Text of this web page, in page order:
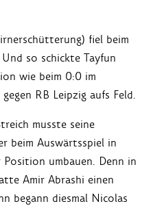
fiel beim
so schickte Tayfun
wie beim 0:0 im
RB Leipzig aufs Feld.
musste seine
beim Auswärtsspiel in
umbauen. Denn in
Amir Abrashi einen
begann diesmal Nicolas